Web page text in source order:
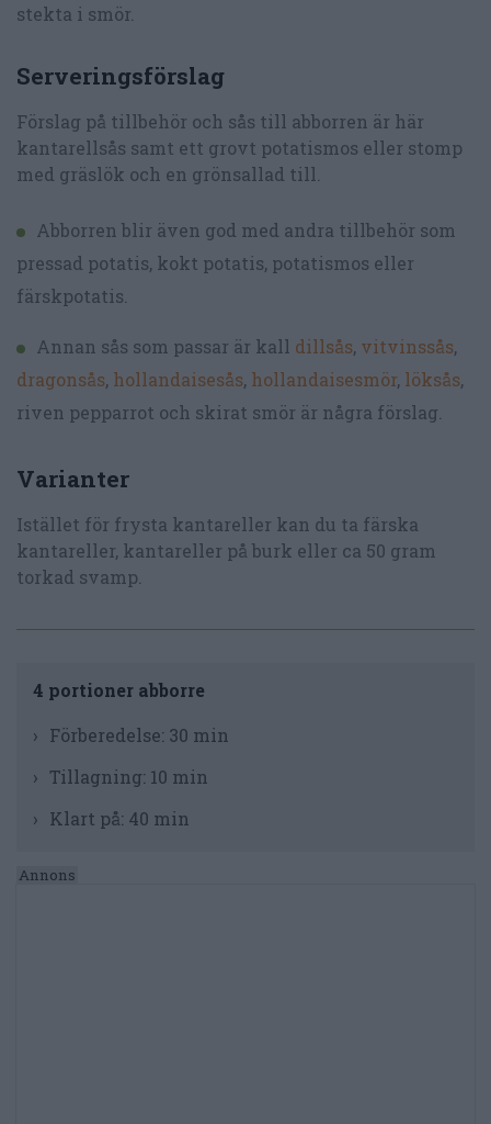
stekta i smör.
Serveringsförslag
Förslag på tillbehör och sås till abborren är här
kantarellsås samt ett grovt potatismos eller stomp
med gräslök och en grönsallad till.
Abborren blir även god med andra tillbehör som
pressad potatis, kokt potatis, potatismos eller
färskpotatis.
Annan sås som passar är kall dillsås, vitvinssås,
dragonsås, hollandaisesås, hollandaisesmör, löksås,
riven pepparrot och skirat smör är några förslag.
Varianter
Istället för frysta kantareller kan du ta färska
kantareller, kantareller på burk eller ca 50 gram
torkad svamp.
4 portioner abborre
Förberedelse: 30 min
Tillagning: 10 min
Klart på: 40 min